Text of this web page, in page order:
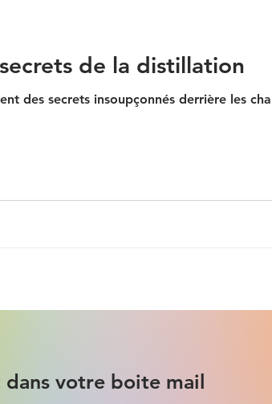
de la distillation
des secrets insoupçonnés derrière les
dans votre boite mail